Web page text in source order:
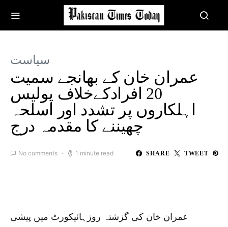
سیاست
عمران خان کے بھانجے سمیت
20 افرادکےخلاف پولیس
اہلکاروں پر تشدد اور اسلحہ
چھیننے کا مقدمہ درج
No comments 1 minute read SHARE TWEET
عمران خان کی گزشتہ روزہائیکورٹ میں پیشی